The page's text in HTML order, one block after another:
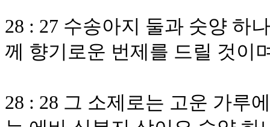
28 : 27 수송아지 둘과 숫양 하
께 향기로운 번제를 드릴 것이
28 : 28 그 소제로는 고운 가루